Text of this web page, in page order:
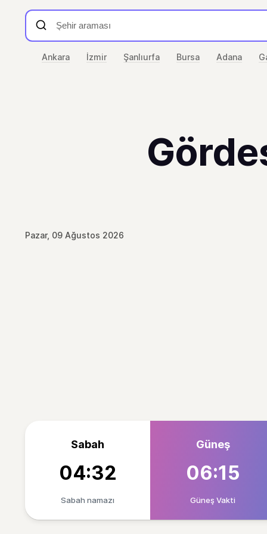
Ankara İzmir Şanlıurfa Bursa Adana
Pazar, 09 Ağustos 2026
Sabah
04:32
Sabah namazı
Güneş
06:15
Güneş Vakti